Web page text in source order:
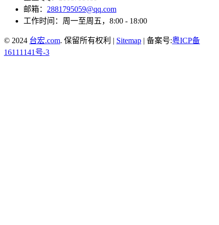
邮箱： 2881795059@qq.com
工作时间：周一至周五，8:00 - 18:00
© 2024 台宏.com. 保留所有权利 | Sitemap | 备案号:粤ICP备
16111141号-3